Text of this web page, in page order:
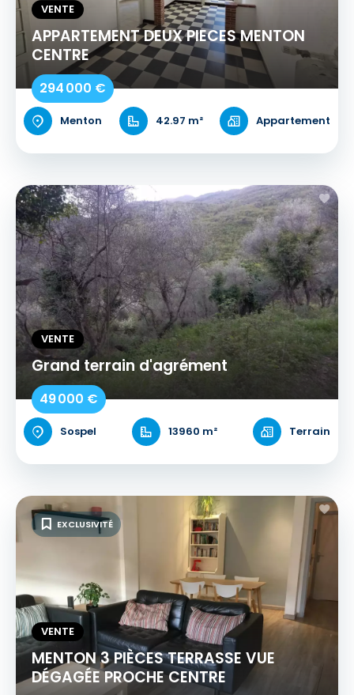
VENTE
APPARTEMENT DEUX PIECES MENTON
CENTRE
294 000 €
Menton 42.97 m² Appartement
VENTE
Grand terrain d'agrément
49 000 €
Sospel 13960 m² Terrain
VENTE
MENTON 3 PIÈCES TERRASSE VUE
DÉGAGÉE PROCHE CENTRE
EXCLUSIVITÉ